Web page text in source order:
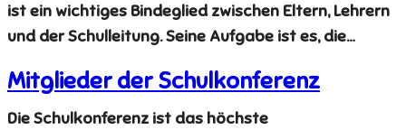
ist ein wichtiges Bindeglied zwischen Eltern, Lehrern
und der Schulleitung. Seine Aufgabe ist es, die…
Mitglieder der Schulkonferenz
Die Schulkonferenz ist das höchste